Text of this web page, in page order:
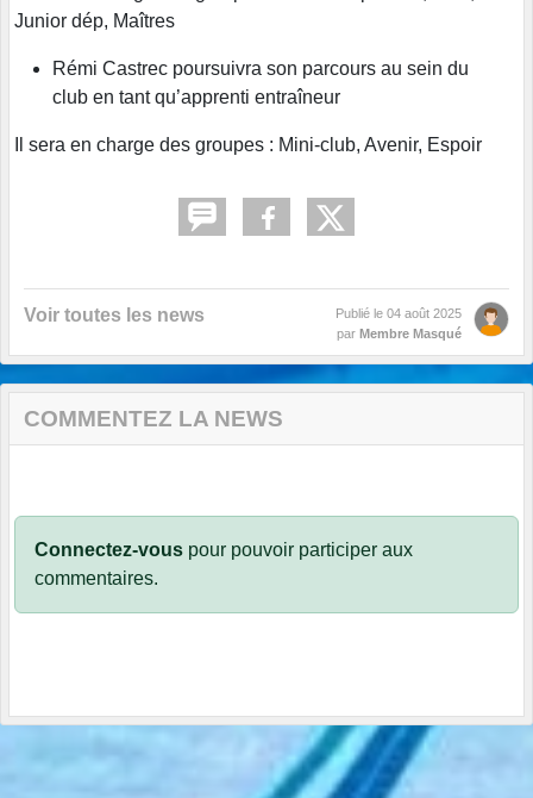
Junior dép, Maîtres
Rémi Castrec poursuivra son parcours au sein du
club en tant qu’apprenti entraîneur
Il sera en charge des groupes : Mini-club, Avenir, Espoir
Voir toutes les news Publié le 04 août 2025
par Membre Masqué
COMMENTEZ LA NEWS
Connectez-vous pour pouvoir participer aux
commentaires.